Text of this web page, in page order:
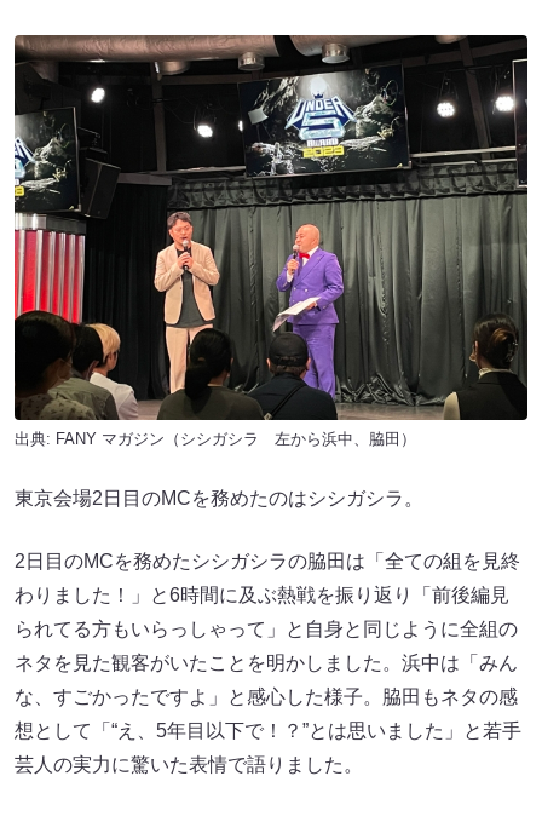
出典: FANY マガジン （シシガシラ 左から浜中、脇田）
東京会場2日目のMCを務めたのはシシガシラ。
2日目のMCを務めたシシガシラの脇田は「全ての組を見終
わりました！」と6時間に及ぶ熱戦を振り返り「前後編見
られてる方もいらっしゃって」と自身と同じように全組の
ネタを見た観客がいたことを明かしました。浜中は「みん
な、すごかったですよ」と感心した様子。脇田もネタの感
想として「“え、5年目以下で！？”とは思いました」と若手
芸人の実力に驚いた表情で語りました。